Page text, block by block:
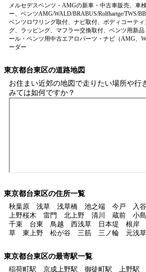
メルセデスベンツ・AMGの新車・中古車販売、車
ー、ベンツAMG/WALD/BRABUS/Rolfhartge/TWS/
ベンツロワリング取付、ナビ取付、ボディコーテ
グ、ラッピング、マフラー交換取付、ベンツ用新
ール・ベンツ用中古エアロパーツ・ナビ（AMG、
ーダー
東京都台東区の道路地図
お住まい近郊の地図で走りたい場所や行
みては如何ですか？
東京都台東区の住所一覧
秋葉原 浅草 浅草橋 池之端 今戸 入
上野桜木 雷門 北上野 清川 蔵前
千束 台東 鳥越 西浅草 日本堤 根岸
草 東上野 松が谷 三筋 三ノ輪 元浅
東京都台東区の最寄駅一覧
稲荷町駅 京成上野駅 御徒町駅 上野駅